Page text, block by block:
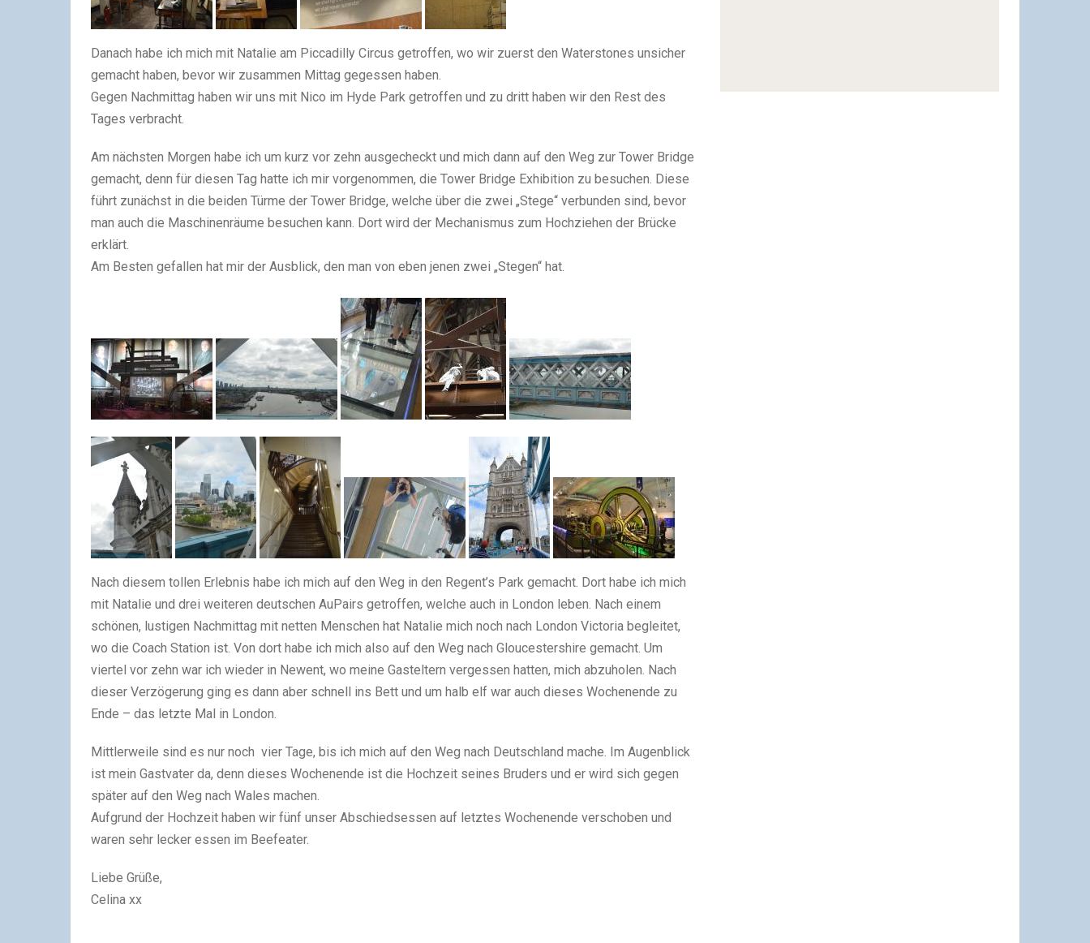
Danach habe ich mich mit Natalie am Piccadilly Circus getroffen, wo wir zuerst den Waterstones unsicher
gemacht haben, bevor wir zusammen Mittag gegessen haben.
Gegen Nachmittag haben wir uns mit Nico im Hyde Park getroffen und zu dritt haben wir den Rest des
Tages verbracht.
Am nächsten Morgen habe ich um kurz vor zehn ausgecheckt und mich dann auf den Weg zur Tower Bridge
gemacht, denn für diesen Tag hatte ich mir vorgenommen, die Tower Bridge Exhibition zu besuchen. Diese
führt zunächst in die beiden Türme der Tower Bridge, welche über die zwei „Stege“ verbunden sind, bevor
man auch die Maschinenräume besuchen kann. Dort wird der Mechanismus zum Hochziehen der Brücke
erklärt.
Am Besten gefallen hat mir der Ausblick, den man von eben jenen zwei „Stegen“ hat.
Nach diesem tollen Erlebnis habe ich mich auf den Weg in den Regent’s Park gemacht. Dort habe ich mich
mit Natalie und drei weiteren deutschen AuPairs getroffen, welche auch in London leben. Nach einem
schönen, lustigen Nachmittag mit netten Menschen hat Natalie mich noch nach London Victoria begleitet,
wo die Coach Station ist. Von dort habe ich mich also auf den Weg nach Gloucestershire gemacht. Um
viertel vor zehn war ich wieder in Newent, wo meine Gasteltern vergessen hatten, mich abzuholen. Nach
dieser Verzögerung ging es dann aber schnell ins Bett und um halb elf war auch dieses Wochenende zu
Ende – das letzte Mal in London.
Mittlerweile sind es nur noch vier Tage, bis ich mich auf den Weg nach Deutschland mache. Im Augenblick
ist mein Gastvater da, denn dieses Wochenende ist die Hochzeit seines Bruders und er wird sich gegen
später auf den Weg nach Wales machen.
Aufgrund der Hochzeit haben wir fünf unser Abschiedsessen auf letztes Wochenende verschoben und
waren sehr lecker essen im Beefeater.
Liebe Grüße,
Celina xx